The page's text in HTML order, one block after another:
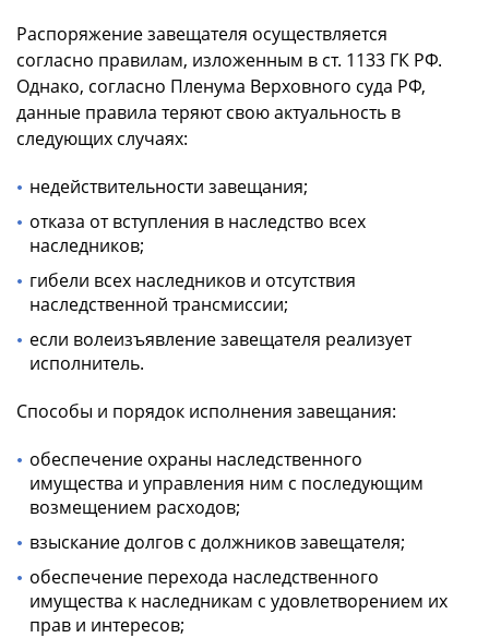
Распоряжение завещателя осуществляется
согласно правилам, изложенным в ст. 1133 ГК РФ.
Однако, согласно Пленума Верховного суда РФ,
данные правила теряют свою актуальность в
следующих случаях:
недействительности завещания;
отказа от вступления в наследство всех
наследников;
гибели всех наследников и отсутствия
наследственной трансмиссии;
если волеизъявление завещателя реализует
исполнитель.
Способы и порядок исполнения завещания:
обеспечение охраны наследственного
имущества и управления ним с последующим
возмещением расходов;
взыскание долгов с должников завещателя;
обеспечение перехода наследственного
имущества к наследникам с удовлетворением их
прав и интересов;